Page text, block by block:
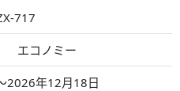
717
エコノミー
2026年12月18日